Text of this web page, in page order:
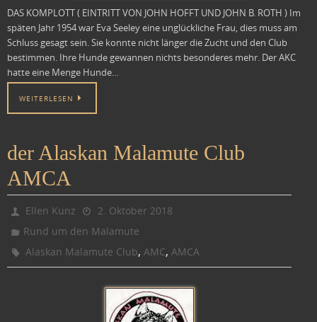
DAS KOMPLOTT ( EINTRITT VON JOHN HOFFT UND JOHN B. ROTH ) Im
späten Jahr 1954 war Eva Seeley eine unglückliche Frau, dies muss am
Schluss gesagt sein. Sie konnte nicht länger die Zucht und den Club
bestimmen. Ihre Hunde gewannen nichts besonderes mehr. Der AKC
hatte eine Menge Hunde…
WEITERLESEN
der Alaskan Malamute Club
AMCA
Ellen Kunz
2. Oktober 2018
Rund um den Malamute
Alaskan Malamute Club,AMC,AMCA